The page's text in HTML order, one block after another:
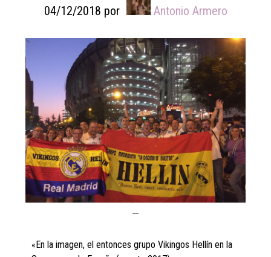
04/12/2018 por Antonio Armero
«En la imagen, el entonces grupo Vikingos Hellín en la